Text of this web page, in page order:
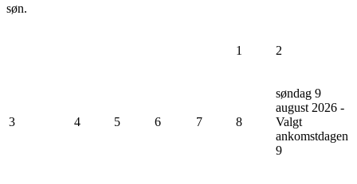
søn.
1 2
3 4 5 6 7 8
søndag 9
august 2026 -
Valgt
ankomstdagen
9